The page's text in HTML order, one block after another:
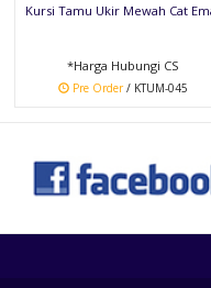
Kursi Tamu Ukir Mewah Cat
*Harga Hubungi CS
Pre Order/ KTUM-045